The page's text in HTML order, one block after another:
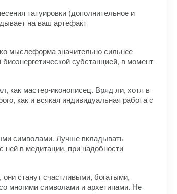
татуировки (дополнительное и
на ваш артефакт
мыслеформа значительно сильнее
субстанцией, в момент
как мастер-иконописец. Вряд ли, хотя в
как и всякая индивидуальная работа с
символами. Лучше вкладывать
ней в медитации, при надобности
станут счастливыми, богатыми,
многими символами и архетипами. Не